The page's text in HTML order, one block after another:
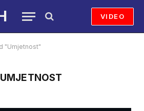
VIDEO
"Umjetnost"
UMJETNOST